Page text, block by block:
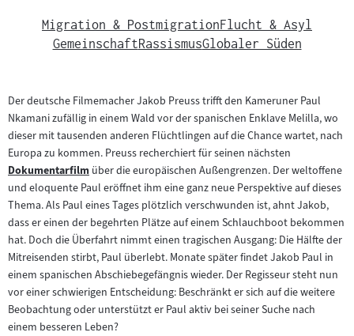
Migration & PostmigrationFlucht & Asyl
GemeinschaftRassismusGlobaler Süden
Der deutsche Filmemacher Jakob Preuss trifft den Kameruner Paul
Nkamani zufällig in einem Wald vor der spanischen Enklave Melilla, wo
dieser mit tausenden anderen Flüchtlingen auf die Chance wartet, nach
Europa zu kommen. Preuss recherchiert für seinen nächsten
Zum
Inhalt:
Dokumentarfilm über die europäischen Außengrenzen. Der weltoffene
und eloquente Paul eröffnet ihm eine ganz neue Perspektive auf dieses
Thema. Als Paul eines Tages plötzlich verschwunden ist, ahnt Jakob,
dass er einen der begehrten Plätze auf einem Schlauchboot bekommen
hat. Doch die Überfahrt nimmt einen tragischen Ausgang: Die Hälfte der
Mitreisenden stirbt, Paul überlebt. Monate später findet Jakob Paul in
einem spanischen Abschiebegefängnis wieder. Der Regisseur steht nun
vor einer schwierigen Entscheidung: Beschränkt er sich auf die weitere
Beobachtung oder unterstützt er Paul aktiv bei seiner Suche nach
einem besseren Leben?